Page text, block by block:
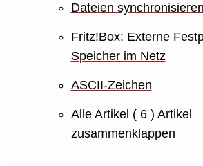
Dateien
Fritz!Box: Externe
Speicher im Netz
ASCII-Zeichen
Alle Artikel ( 6 ) Artikel
zusammenklappen